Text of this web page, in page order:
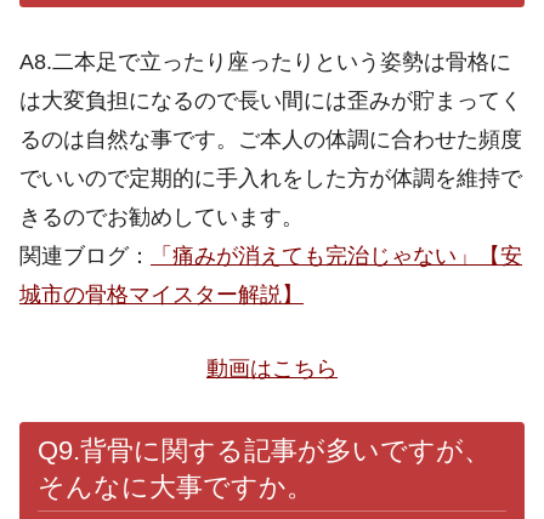
A8.二本足で立ったり座ったりという姿勢は骨格に
は大変負担になるので長い間には歪みが貯まってく
るのは自然な事です。ご本人の体調に合わせた頻度
でいいので定期的に手入れをした方が体調を維持で
きるのでお勧めしています。
関連ブログ：
「痛みが消えても完治じゃない」【安
城市の骨格マイスター解説】
動画はこちら
Q9.背骨に関する記事が多いですが、
そんなに大事ですか。